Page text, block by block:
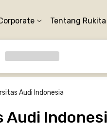
Tentang Rukita
Audi Indonesia
Audi